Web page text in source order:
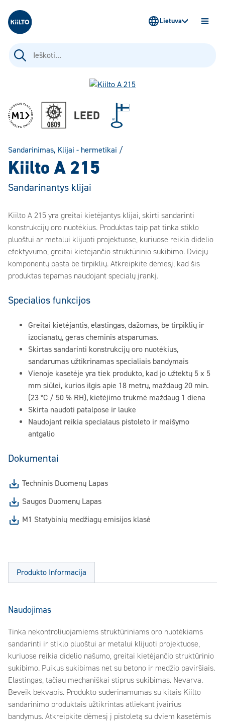
Kiilto Lietuva
Ieškoti:
Lietuva
Sandarinimas, Klijai - hermetikai /
Kiilto A 215
Sandarinantys klijai
Kiilto A 215 yra greitai kietėjantys klijai, skirti sandarinti
konstrukcijų oro nuotėkius. Produktas taip pat tinka stiklo
pluoštui ar metalui klijuoti projektuose, kuriuose reikia didelio
efektyvumo, greitai kietėjančio struktūrinio sukibimo. Dviejų
komponentų pasta be tirpiklių. Atkreipkite dėmesį, kad šis
produktas tepamas naudojant specialų įrankį.
Specialios funkcijos
Greitai kietėjantis, elastingas, dažomas, be tirpiklių ir
izocianatų, geras cheminis atsparumas.
Skirtas sandarinti konstrukcijų oro nuotėkius,
sandarumas užtikrinamas specialiais bandymais
Vienoje kasetėje yra tiek produkto, kad jo užtektų 5 x 5
mm siūlei, kurios ilgis apie 18 metrų, maždaug 20 min.
(23 °C / 50 % RH), kietėjimo trukmė maždaug 1 diena
Skirta naudoti patalpose ir lauke
Naudojant reikia specialaus pistoleto ir maišymo
antgalio
Dokumentai
Techninis Duomenų Lapas
Saugos Duomenų Lapas
M1 Statybinių medžiagų emisijos klasė
Produkto Informacija
Naudojimas
Tinka nekontroliuojamiems struktūriniams oro nuotėkiams
sandarinti ir stiklo pluoštui ar metalui klijuoti projektuose,
kuriuose reikia didelio našumo, greitai kietėjančio struktūrinio
sukibimo. Puikus sukibimas net su betono ir medžio paviršiais.
Elastingas, tačiau mechaniškai stiprus sukibimas. Nevarva.
Beveik bekvapis. Produkto suderinamumas su kitais Kiilto
sandarinimo produktais užtikrintas atliekant įvairius
bandymus. Atkreipkite dėmesį į pistoletą su dviem kasetėmis